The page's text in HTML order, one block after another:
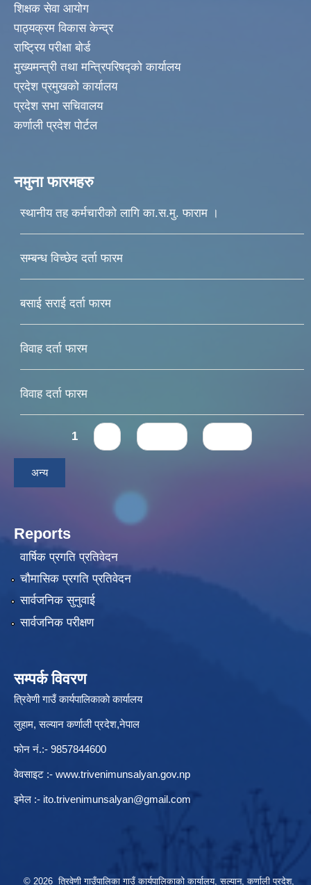
शिक्षक सेवा आयोग
पाठ्यक्रम विकास केन्द्र
राष्ट्रिय परीक्षा बोर्ड
मुख्यमन्त्री तथा मन्त्रिपरिषद्को कार्यालय
प्रदेश प्रमुखको कार्यालय
प्रदेश सभा सचिवालय
कर्णाली प्रदेश पोर्टल
नमुना फारमहरु
स्थानीय तह कर्मचारीको लागि का.स.मु. फाराम ।
सम्बन्ध विच्छेद दर्ता फारम
बसाई सराई दर्ता फारम
विवाह दर्ता फारम
विवाह दर्ता फारम
Pages1
अन्य
Reports
वार्षिक प्रगति प्रतिवेदन
चौमासिक प्रगति प्रतिवेदन
सार्वजनिक सुनुवाई
सार्वजनिक परीक्षण
सम्पर्क विवरण
त्रिवेणी गाउँ कार्यपालिकाकाे कार्यालय
लुहाम, सल्यान कर्णाली प्रदेश,नेपाल
फाेन नं.:- 9857844600
वेवसाइट :- www.trivenimunsalyan.gov.np
इमेल :- ito.trivenimunsalyan@gmail.com
© 2026 त्रिवेणी गाउँपालिका गाउँ कार्यपालिकाकाे कार्यालय, सल्यान, कर्णाली प्रदेश,